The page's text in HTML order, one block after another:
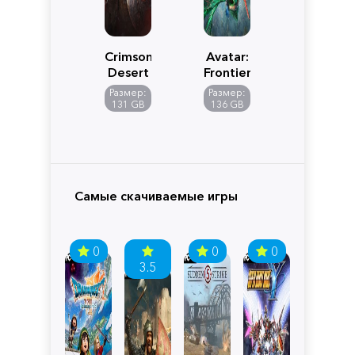
Crimson
Desert
Размер:
131 GB
Avatar:
Frontiers
of
Pandora
Размер:
136 GB
Самые скачиваемые игры
0
3.5
0 0